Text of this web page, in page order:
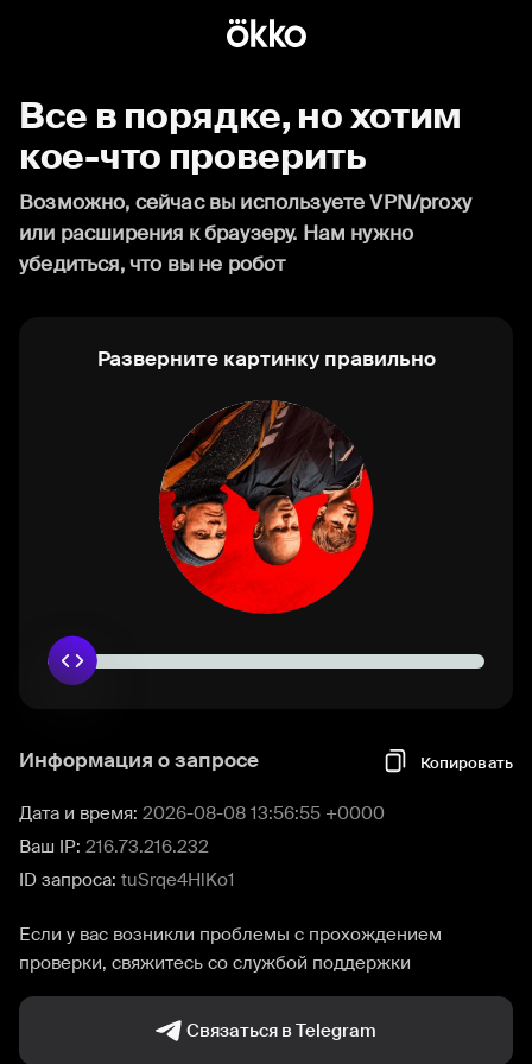
Все в порядке, но хотим
кое-что проверить
Возможно, сейчас вы используете VPN/proxy
или расширения к браузеру. Нам нужно
убедиться, что вы не робот
Разверните картинку правильно
Информация о запросе Копировать
Дата и время: 2026-08-08 13:56:55 +0000
Ваш IP: 216.73.216.232
ID запроса: tuSrqe4HlKo1
Если у вас возникли проблемы с прохождением
проверки, свяжитесь со службой поддержки
Связаться в Telegram